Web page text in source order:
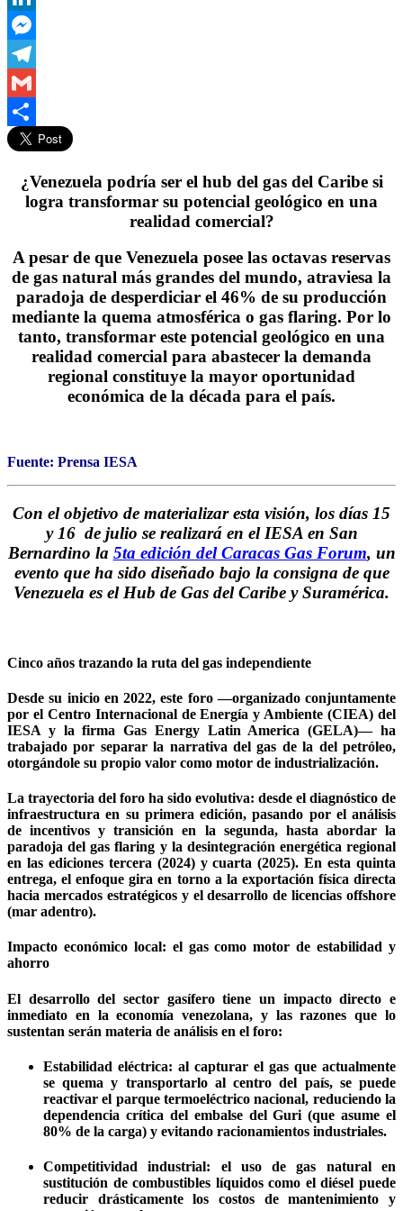
LinkedIn
Messenger
Telegram
Gmail
Compartir
¿Venezuela podría ser el hub del gas del Caribe si
logra transformar su potencial geológico en una
realidad comercial?
A pesar de que Venezuela posee las octavas reservas
de gas natural más grandes del mundo, atraviesa la
paradoja de desperdiciar el 46% de su producción
mediante la quema atmosférica o gas flaring. Por lo
tanto, transformar este potencial geológico en una
realidad comercial para abastecer la demanda
regional constituye la mayor oportunidad
económica de la década para el país.
Fuente: Prensa IESA
Con el objetivo de materializar esta visión, los días 15
y 16 de julio se realizará en el IESA en San
Bernardino la 5ta edición del Caracas Gas Forum, un
evento que ha sido diseñado bajo la consigna de que
Venezuela es el Hub de Gas del Caribe y Suramérica.
Cinco años trazando la ruta del gas independiente
Desde su inicio en 2022, este foro —organizado conjuntamente
por el Centro Internacional de Energía y Ambiente (CIEA) del
IESA y la firma Gas Energy Latin America (GELA)— ha
trabajado por separar la narrativa del gas de la del petróleo,
otorgándole su propio valor como motor de industrialización.
La trayectoria del foro ha sido evolutiva: desde el diagnóstico de
infraestructura en su primera edición, pasando por el análisis
de incentivos y transición en la segunda, hasta abordar la
paradoja del gas flaring y la desintegración energética regional
en las ediciones tercera (2024) y cuarta (2025). En esta quinta
entrega, el enfoque gira en torno a la exportación física directa
hacia mercados estratégicos y el desarrollo de licencias offshore
(mar adentro).
Impacto económico local: el gas como motor de estabilidad y
ahorro
El desarrollo del sector gasífero tiene un impacto directo e
inmediato en la economía venezolana, y las razones que lo
sustentan serán materia de análisis en el foro:
Estabilidad eléctrica: al capturar el gas que actualmente
se quema y transportarlo al centro del país, se puede
reactivar el parque termoeléctrico nacional, reduciendo la
dependencia crítica del embalse del Guri (que asume el
80% de la carga) y evitando racionamientos industriales.
Competitividad industrial: el uso de gas natural en
sustitución de combustibles líquidos como el diésel puede
reducir drásticamente los costos de mantenimiento y